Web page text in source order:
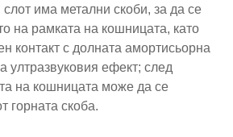
има метални скоби, за да се
на рамката на кошницата, като
контакт с долната амортисьорна
ултразвуковия ефект; след
на кошницата може да се
горната скоба.